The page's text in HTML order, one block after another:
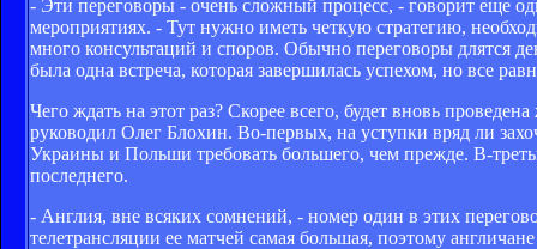
- Эти переговоры - очень сложный процесс, - говорит еще
мероприятиях. - Тут нужно иметь четкую стратегию,
много консультаций и споров. Обычно переговоры длятся
была одна встреча, которая завершилась успехом, но все
Чего ждать на этот раз? Скорее всего, будет вновь
руководил Олег Блохин. Во-первых, на уступки вряд ли
Украины и Польши требовать большего, чем прежде. В-
последнего.
- Англия, вне всяких сомнений, - номер один в этих
телетрансляции ее матчей самая большая, поэтому